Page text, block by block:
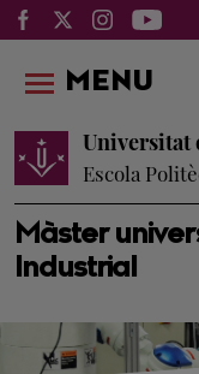
Màster
Industrial
Universitat
Escola
MENU